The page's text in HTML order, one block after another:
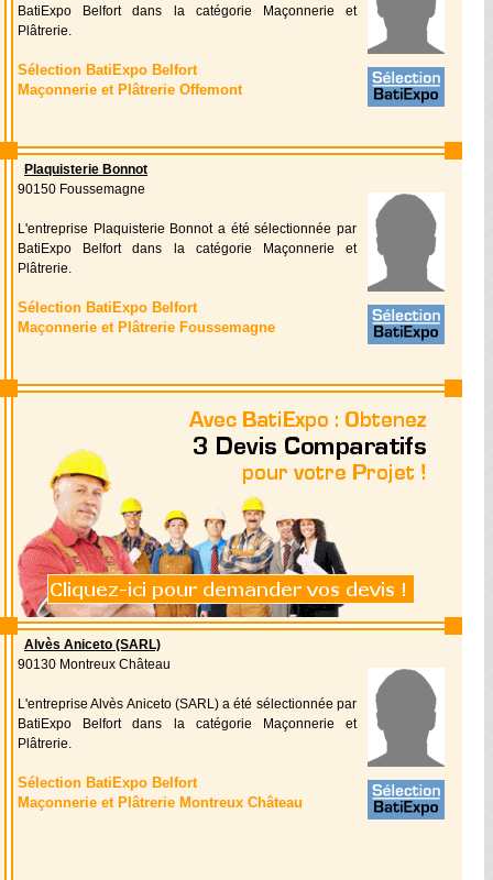
BatiExpo Belfort dans la catégorie Maçonnerie et
Plâtrerie.
Sélection BatiExpo Belfort
Maçonnerie et Plâtrerie Offemont
Plaquisterie Bonnot
90150 Foussemagne
L'entreprise Plaquisterie Bonnot a été sélectionnée par
BatiExpo Belfort dans la catégorie Maçonnerie et
Plâtrerie.
Sélection BatiExpo Belfort
Maçonnerie et Plâtrerie Foussemagne
Alvès Aniceto (SARL)
90130 Montreux Château
L'entreprise Alvès Aniceto (SARL) a été sélectionnée par
BatiExpo Belfort dans la catégorie Maçonnerie et
Plâtrerie.
Sélection BatiExpo Belfort
Maçonnerie et Plâtrerie Montreux Château